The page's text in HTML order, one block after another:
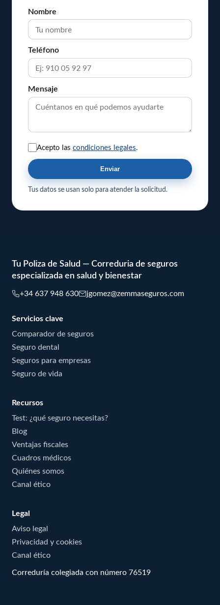
Nombre
Teléfono
Mensaje
Acepto las condiciones legales
Enviar
Tus datos se usan solo para atender la solicitud.
Tu Poliza de Salud — Correduria de seguros
especializada en salud y bienestar
+34 637 948 630 jgomez@zemmaseguros.com
Servicios clave
Comparador de seguros
Seguro dental
Seguros para empresas
Seguro de vida
Recursos
Test: ¿qué seguro necesitas?
Blog
Ventajas fiscales
Cuadros médicos
Quiénes somos
Canal ético
Legal
Aviso legal
Privacidad y cookies
Canal ético
Correduría colegiada con número 76519